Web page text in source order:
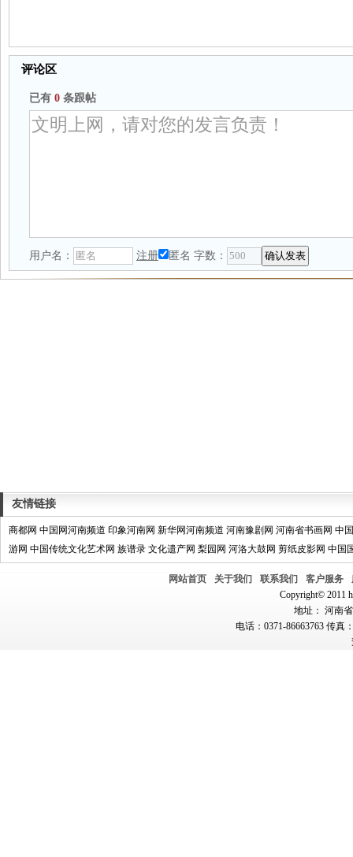
评论区
已有 0 条跟帖
用户名： 注册 匿名 字数：
友情链接
商都网 中国网河南频道 印象河南网 新华网河南频道 河南豫剧网 河南省书画网 中
游网 中国传统文化艺术网 族谱录 文化遗产网 梨园网 河洛大鼓网 剪纸皮影网 中国
网站首页 关于我们 联系我们 客户服务
Copyright© 2011
地址： 河南
电话：0371-86663763 传真